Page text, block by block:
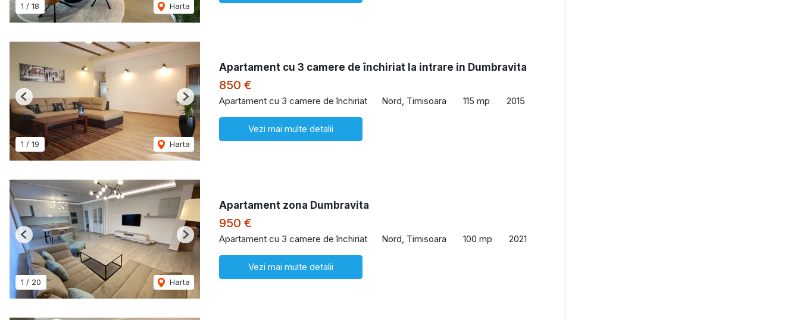
1 / 18 Harta
1 / 19 Harta
Previous Next
Apartament cu 3 camere de închiriat la intrare in Dumbravita
850 €
Apartament cu 3 camere de închiriat Nord, Timisoara 115 mp 2015
Vezi mai multe detalii
1 / 20 Harta
Previous Next
Apartament zona Dumbravita
950 €
Apartament cu 3 camere de închiriat Nord, Timisoara 100 mp 2021
Vezi mai multe detalii